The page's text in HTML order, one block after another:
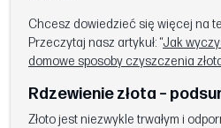
Chcesz dowiedzieć się więcej na
Przeczytaj nasz artykuł: “Jak
domowe sposoby czyszczenia
Rdzewienie złota –
Złoto jest niezwykle trwałym i